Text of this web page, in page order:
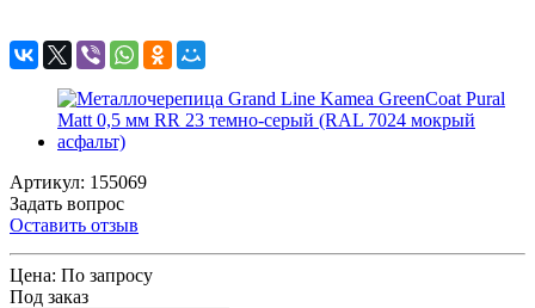
Артикул: 155069
Задать вопрос
Оставить отзыв
Цена: По запросу
Под заказ